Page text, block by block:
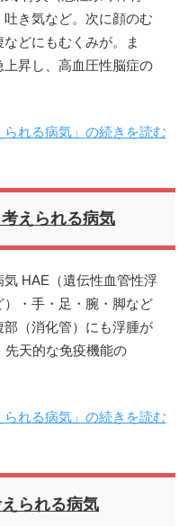
き気など。次に顔のむ
どにもむくみが。ま
昇し、高血圧性脳症の
られる病気」の続きを読む
えられる病気
HAE（遺伝性血管性浮
・手・足・腕・脚など
（消化管）にも浮腫が
天的な免疫機能の
られる病気」の続きを読む
られる病気